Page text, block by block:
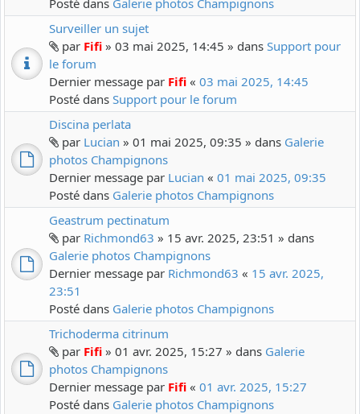
Posté dans Galerie photos Champignons
Surveiller un sujet
par Fifi » 03 mai 2025, 14:45 » dans Support pour
le forum
Dernier message par Fifi « 03 mai 2025, 14:45
Posté dans Support pour le forum
Discina perlata
par Lucian » 01 mai 2025, 09:35 » dans Galerie
photos Champignons
Dernier message par Lucian « 01 mai 2025, 09:35
Posté dans Galerie photos Champignons
Geastrum pectinatum
par Richmond63 » 15 avr. 2025, 23:51 » dans
Galerie photos Champignons
Dernier message par Richmond63 « 15 avr. 2025,
23:51
Posté dans Galerie photos Champignons
Trichoderma citrinum
par Fifi » 01 avr. 2025, 15:27 » dans Galerie
photos Champignons
Dernier message par Fifi « 01 avr. 2025, 15:27
Posté dans Galerie photos Champignons